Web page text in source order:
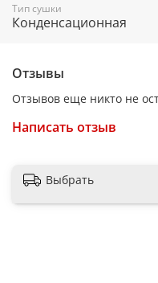
Тип
Отдельностоящая
белый
Тип сушки
Конденсационная
Отзывы
Отзывов еще никто не
Написать отзыв
Выбрать